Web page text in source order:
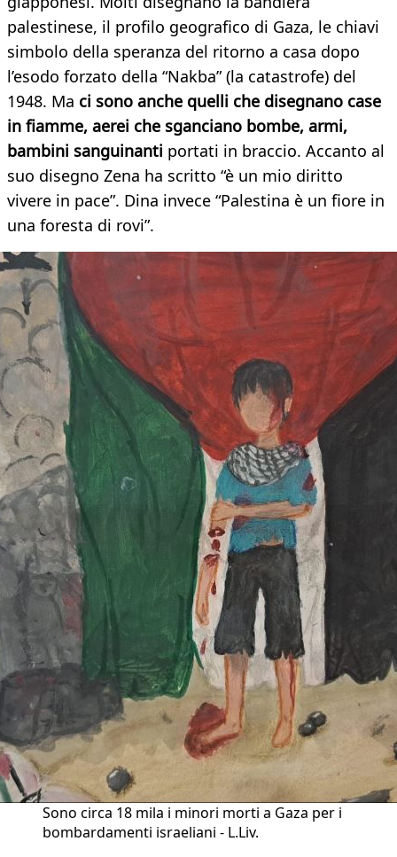
palestinese, il profilo geografico di Gaza, le chiavi
simbolo della speranza del ritorno a casa dopo
l’esodo forzato della “Nakba” (la catastrofe) del
1948. Ma ci sono anche quelli che disegnano case
in fiamme, aerei che sganciano bombe, armi,
bambini sanguinanti portati in braccio. Accanto al
suo disegno Zena ha scritto “è un mio diritto
vivere in pace”. Dina invece “Palestina è un fiore in
una foresta di rovi”.
Sono circa 18 mila i minori morti a Gaza per i
bombardamenti israeliani - L.Liv.